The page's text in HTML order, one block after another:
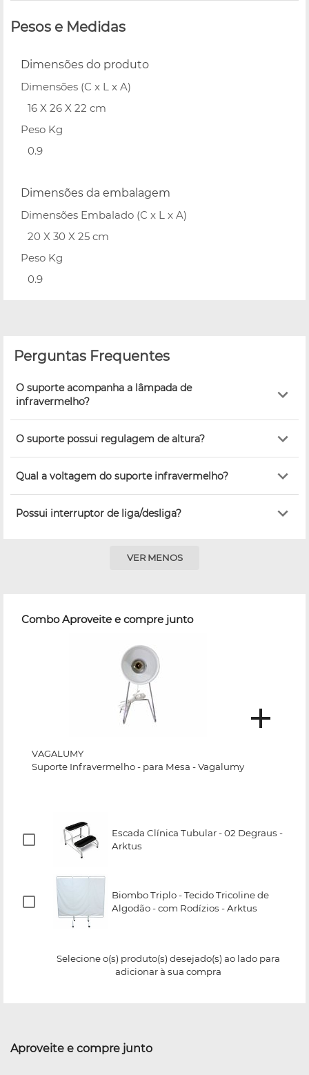
Pesos e Medidas
Dimensões do produto
Dimensões (C x L x A)
16 X 26 X 22 cm
Peso Kg
0.9
Dimensões da embalagem
Dimensões Embalado (C x L x A)
20 X 30 X 25 cm
Peso Kg
0.9
Perguntas Frequentes
O suporte acompanha a lâmpada de
infravermelho?
O suporte possui regulagem de altura?
Qual a voltagem do suporte infravermelho?
Possui interruptor de liga/desliga?
VER MENOS
Combo Aproveite e compre junto
VAGALUMY
Suporte Infravermelho - para Mesa - Vagalumy
Escada Clínica Tubular - 02 Degraus -
Arktus
Biombo Triplo - Tecido Tricoline de
Algodão - com Rodízios - Arktus
Selecione o(s) produto(s) desejado(s) ao lado para
adicionar à sua compra
Aproveite e compre junto